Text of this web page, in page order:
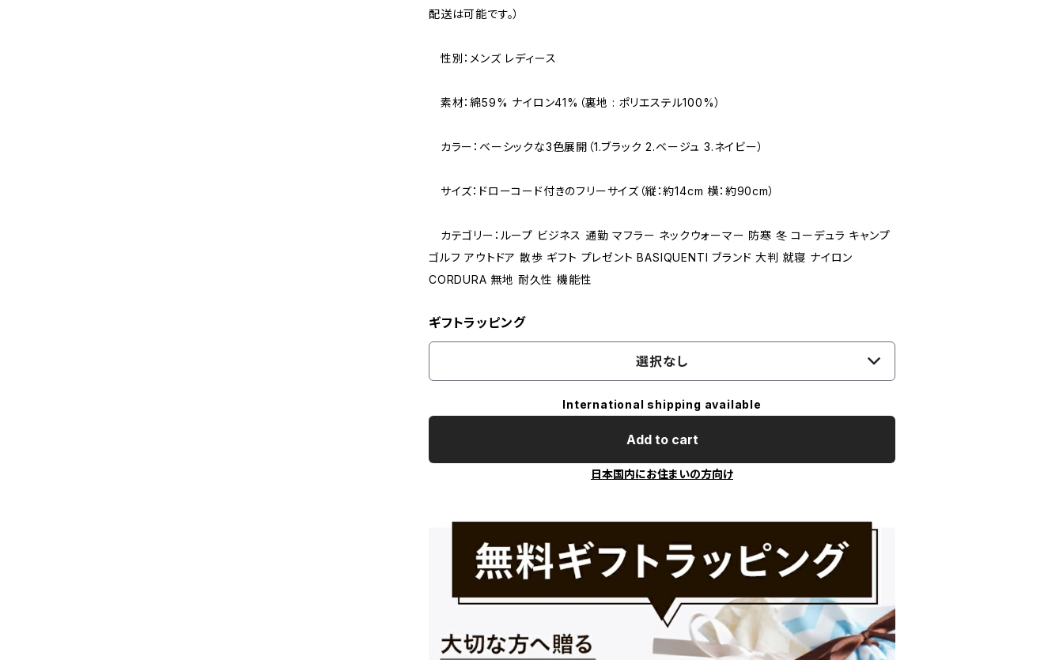
配送は可能です。）
性別：メンズ レディース
素材：綿59% ナイロン41%（裏地 : ポリエステル100%）
カラー：ベーシックな3色展開（1.ブラック 2.ベージュ 3.ネイビー）
サイズ：ドローコード付きのフリーサイズ（縦：約14cm 横：約90cm）
カテゴリー：ループ ビジネス 通勤 マフラー ネックウォーマー 防寒 冬 コーデュラ キャンプ
ゴルフ アウトドア 散歩 ギフト プレゼント BASIQUENTI ブランド 大判 就寝 ナイロン
CORDURA 無地 耐久性 機能性
ギフトラッピング
選択なし
International shipping available
Add to cart
日本国内にお住まいの方向け